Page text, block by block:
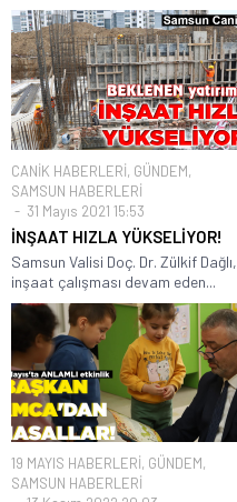
CANİK HABERLERİ, GÜNDEM,
SAMSUN HABERLERİ
31 Mayıs 2021 15:53
İNŞAAT HIZLA YÜKSELİYOR!
Samsun Valisi Doç. Dr. Zülkif Dağlı,
inşaat çalışması devam eden...
19 MAYIS HABERLERİ, GÜNDEM,
SAMSUN HABERLERİ